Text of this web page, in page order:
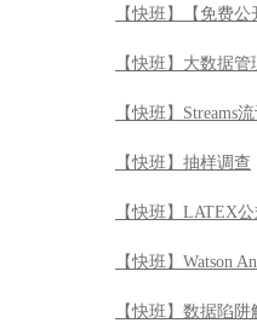
【快班】【免费
【快班】大数据管
【快班】Streams
【快班】抽样调查
【快班】LATEX
【快班】Watson
【快班】数据陷阱